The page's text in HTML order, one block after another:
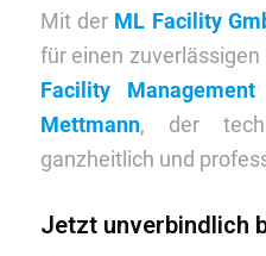
Mit der ML Facility
für einen
Facility
Mettmann, der
ganzheitlich und
Jetzt unverbindlich